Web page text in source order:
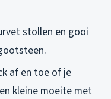
stollen en gooi
af en toe of je
kleine moeite met